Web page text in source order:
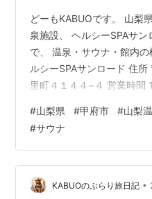
どーもKABUOです。 山梨
泉施設、 ヘルシーSPAサ
で、 温泉・サウナ・館内
ルシーSPAサンロード 住
里町４１４４−４ 営業時
シーSPAサンロード。 本日
策、 サウナイキタイさんで
を 検索しましたら こちら
方来館しちゃいました。
930円・子供500 土日祝大
#山梨県 #甲府市 #山梨
#サウナ
KABUOのぶらり旅日記 •